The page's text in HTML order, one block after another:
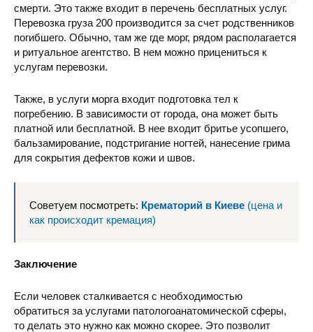
смерти. Это также входит в перечень бесплатных услуг.
Перевозка груза 200 производится за счет родственников
погибшего. Обычно, там же где морг, рядом располагается
и ритуальное агентство. В нем можно прицениться к
услугам перевозки.
Также, в услуги морга входит подготовка тел к
погребению. В зависимости от города, она может быть
платной или бесплатной. В нее входит бритье усопшего,
бальзамирование, подстригание ногтей, нанесение грима
для сокрытия дефектов кожи и швов.
Советуем посмотреть: Крематорий в Киеве (цена и
как происходит кремация)
Заключение
Если человек сталкивается с необходимостью
обратиться за услугами патологоанатомической сферы,
то делать это нужно как можно скорее. Это позволит